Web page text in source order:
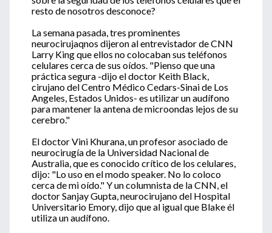
resto de nosotros desconoce?
La semana pasada, tres prominentes
neurocirujaqnos dijeron al entrevistador de CNN
Larry King que ellos no colocaban sus teléfonos
celulares cerca de sus oídos. "Pienso que una
práctica segura -dijo el doctor Keith Black,
cirujano del Centro Médico Cedars-Sinai de Los
Angeles, Estados Unidos- es utilizar un audífono
para mantener la antena de microondas lejos de su
cerebro."
El doctor Vini Khurana, un profesor asociado de
neurocirugía de la Universidad Nacional de
Australia, que es conocido crítico de los celulares,
dijo: "Lo uso en el modo speaker. No lo coloco
cerca de mi oído." Y un columnista de la CNN, el
doctor Sanjay Gupta, neurocirujano del Hospital
Universitario Emory, dijo que al igual que Blake él
utiliza un audífono.